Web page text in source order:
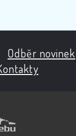
Odběr novinek